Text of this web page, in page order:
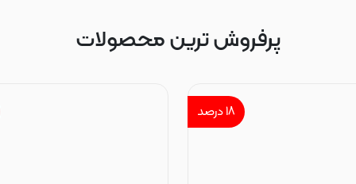
پرفروش ترین محصولات
۱۸درصد